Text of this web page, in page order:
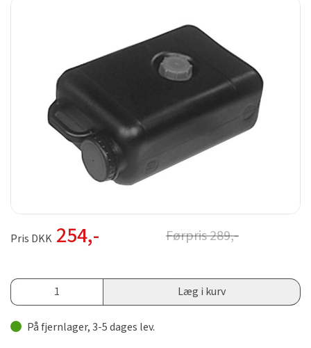
Pris DKK 254,- Førpris289,-
Læg i kurv
På fjernlager, 3-5 dages lev.